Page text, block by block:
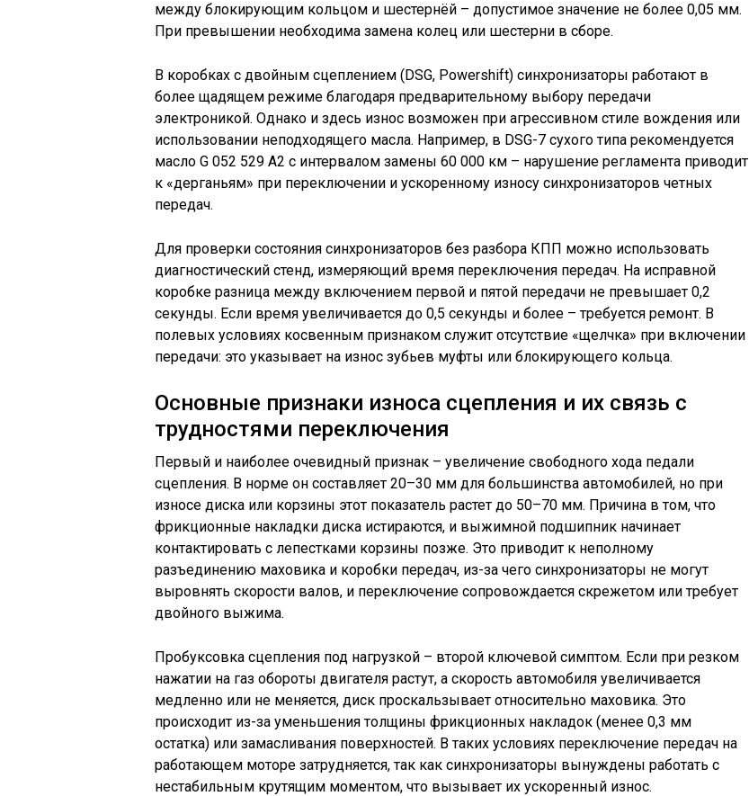
между блокирующим кольцом и шестернёй – допустимое значение не более 0,05 мм.
При превышении необходима замена колец или шестерни в сборе.
В коробках с двойным сцеплением (DSG, Powershift) синхронизаторы работают в
более щадящем режиме благодаря предварительному выбору передачи
электроникой. Однако и здесь износ возможен при агрессивном стиле вождения или
использовании неподходящего масла. Например, в DSG-7 сухого типа рекомендуется
масло G 052 529 A2 с интервалом замены 60 000 км – нарушение регламента приводит
к «дерганьям» при переключении и ускоренному износу синхронизаторов четных
передач.
Для проверки состояния синхронизаторов без разбора КПП можно использовать
диагностический стенд, измеряющий время переключения передач. На исправной
коробке разница между включением первой и пятой передачи не превышает 0,2
секунды. Если время увеличивается до 0,5 секунды и более – требуется ремонт. В
полевых условиях косвенным признаком служит отсутствие «щелчка» при включении
передачи: это указывает на износ зубьев муфты или блокирующего кольца.
Основные признаки износа сцепления и их связь с
трудностями переключения
Первый и наиболее очевидный признак – увеличение свободного хода педали
сцепления. В норме он составляет 20–30 мм для большинства автомобилей, но при
износе диска или корзины этот показатель растет до 50–70 мм. Причина в том, что
фрикционные накладки диска истираются, и выжимной подшипник начинает
контактировать с лепестками корзины позже. Это приводит к неполному
разъединению маховика и коробки передач, из-за чего синхронизаторы не могут
выровнять скорости валов, и переключение сопровождается скрежетом или требует
двойного выжима.
Пробуксовка сцепления под нагрузкой – второй ключевой симптом. Если при резком
нажатии на газ обороты двигателя растут, а скорость автомобиля увеличивается
медленно или не меняется, диск проскальзывает относительно маховика. Это
происходит из-за уменьшения толщины фрикционных накладок (менее 0,3 мм
остатка) или замасливания поверхностей. В таких условиях переключение передач на
работающем моторе затрудняется, так как синхронизаторы вынуждены работать с
нестабильным крутящим моментом, что вызывает их ускоренный износ.